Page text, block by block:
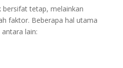
tetap, melainkan
faktor. Beberapa hal utama
lain: